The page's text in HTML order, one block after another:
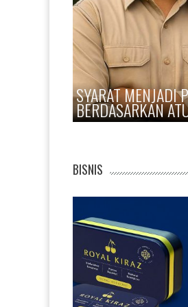
AGEN ROYAL
YANG SEMAKIN
BISNIS